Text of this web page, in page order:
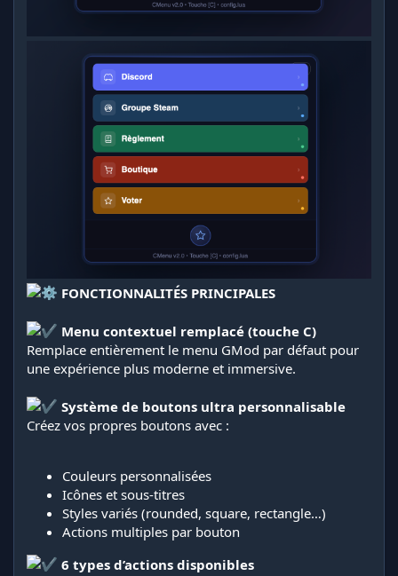
FONCTIONNALITÉS PRINCIPALES
Menu contextuel remplacé (touche C)
Remplace entièrement le menu GMod par défaut pour
une expérience plus moderne et immersive.
Système de boutons ultra personnalisable
Créez vos propres boutons avec :
Couleurs personnalisées
Icônes et sous-titres
Styles variés (rounded, square, rectangle…)
Actions multiples par bouton
6 types d’actions disponibles